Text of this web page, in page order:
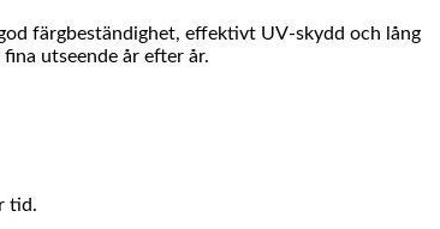
färgbeständighet, effektivt UV-skydd och lång
utseende år efter år.
tid.